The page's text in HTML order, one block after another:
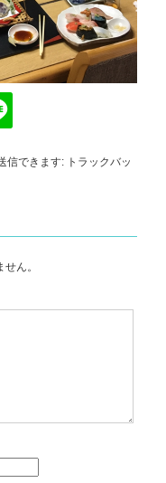
信できます: トラックバッ
ん。